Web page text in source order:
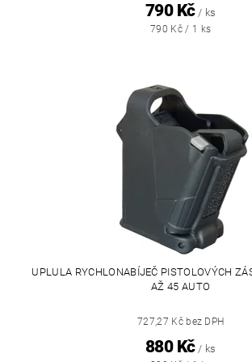
790 Kč / ks
790 Kč / 1 ks
UPLULA RYCHLONABÍJEČ PISTOLOVÝCH
AŽ 45 AUTO
727,27 Kč bez DPH
880 Kč / ks